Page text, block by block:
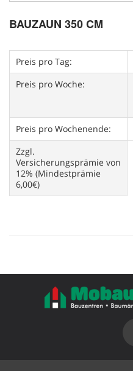
BAUZAUN 350 CM
Preis pro Tag:
Preis pro Woche:
Preis pro Wochenende:
Zzgl.
Versicherungsprämie von
12% (Mindestprämie
6,00€)